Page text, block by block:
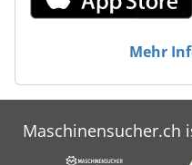
Mehr
Maschinensucher.ch